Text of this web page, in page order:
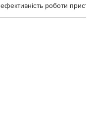
ефективність роботи